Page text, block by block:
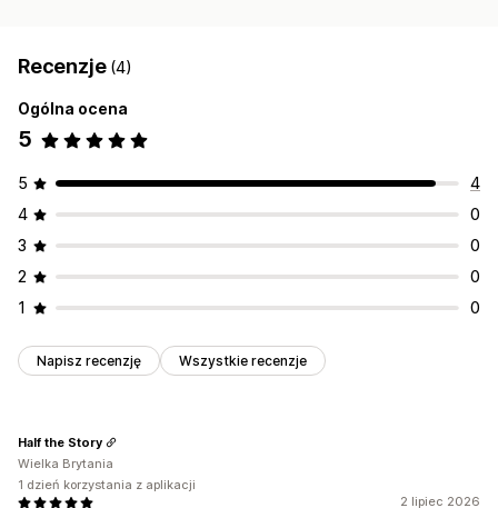
Recenzje (4)
Ogólna ocena
5
5
4
4
0
3
0
2
0
1
0
Napisz recenzję Wszystkie recenzje
2 lipiec 2026
Half the Story
Wielka Brytania
1 dzień korzystania z aplikacji